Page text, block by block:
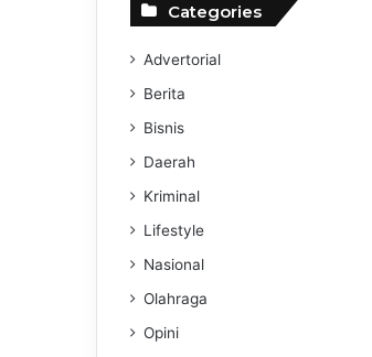
Categories
Advertorial
Berita
Bisnis
Daerah
Kriminal
Lifestyle
Nasional
Olahraga
Opini